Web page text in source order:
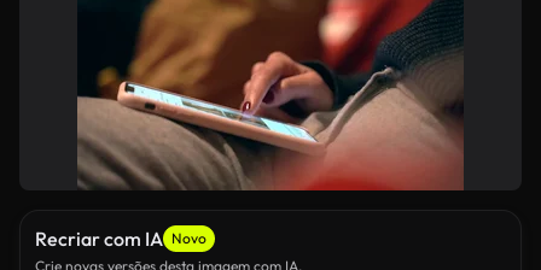
Recriar com IA Novo
Crie novas versões desta imagem com IA.